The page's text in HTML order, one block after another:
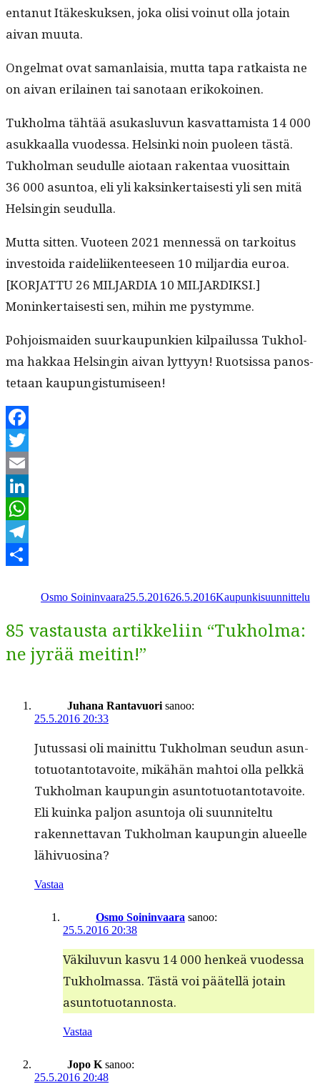
en­tanut Itäkeskuk­sen, joka olisi voin­ut olla jotain
aivan muuta.
Ongel­mat ovat saman­laisia, mut­ta tapa ratkaista ne
on aivan eri­lainen tai san­o­taan erikokoinen.
Tukhol­ma tähtää asukaslu­vun kas­vat­tamista 14 000
asukkaal­la vuodessa. Helsin­ki noin puoleen tästä.
Tukhol­man seudulle aio­taan rak­en­taa vuosit­tain
36 000 asun­toa, eli yli kaksinker­tais­es­ti yli sen mitä
Helsin­gin seudulla.
Mut­ta sit­ten. Vuo­teen 2021 men­nessä on tarkoi­tus
investoi­da raideli­iken­teeseen 10 mil­jar­dia euroa.
[KORJATTU 26 MILJARDIA 10 MILJARDIKSI.]
Moninker­tais­es­ti sen, mihin me pystymme.
Pohjo­is­maid­en suurkaupunkien kil­pailus­sa Tukhol­
ma hakkaa Helsin­gin aivan lyt­tyyn! Ruot­sis­sa panos­
te­taan kaupungistumiseen!
Facebook
Twitter
Email
LinkedIn
WhatsApp
Telegram
Osmo Soininvaara25.5.201626.5.2016Kaupunkisuunnittelu
85 vastausta artikkeliin “Tukholma:
ne jyrää meitin!”
Juhana Rantavuori sanoo:
25.5.2016 20:33
Jutus­sasi oli mainit­tu Tukhol­man seudun asun­
to­tuotan­to­tavoite, mikähän mah­toi olla pelkkä
Tukhol­man kaupun­gin asun­to­tuotan­to­tavoite.
Eli kuin­ka paljon asun­to­ja oli suun­nitel­tu
raken­net­ta­van Tukhol­man kaupun­gin alueelle
lähivuosina?
Vastaa
Osmo Soininvaara sanoo:
25.5.2016 20:38
Väk­ilu­vun kasvu 14 000 henkeä vuodessa
Tukhol­mas­sa. Tästä voi päätel­lä jotain
asuntotuotannosta.
Vastaa
Jopo K sanoo:
25.5.2016 20:48